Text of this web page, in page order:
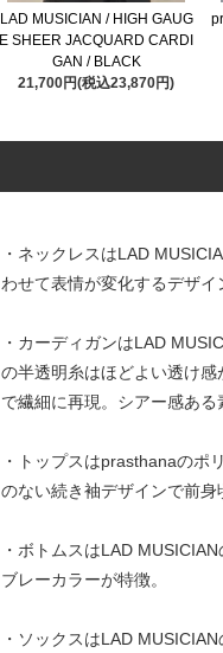
LAD MUSICIAN / HIGH GAUG
E SHEER JACQUARD CARDI
GAN / BLACK
21,700円(税込23,870円)
・ネックレスはLAD
わせて表情が変化するデザイ
・カーディガンはLAD
の半透明糸はほどよい透け
で繊細に再現。シアー感ある
・トップスはprasthanaのポ
のない続き袖デザインで前身
・ボトムスはLAD
ブレーカラーが特徴。
・ソックスはLAD